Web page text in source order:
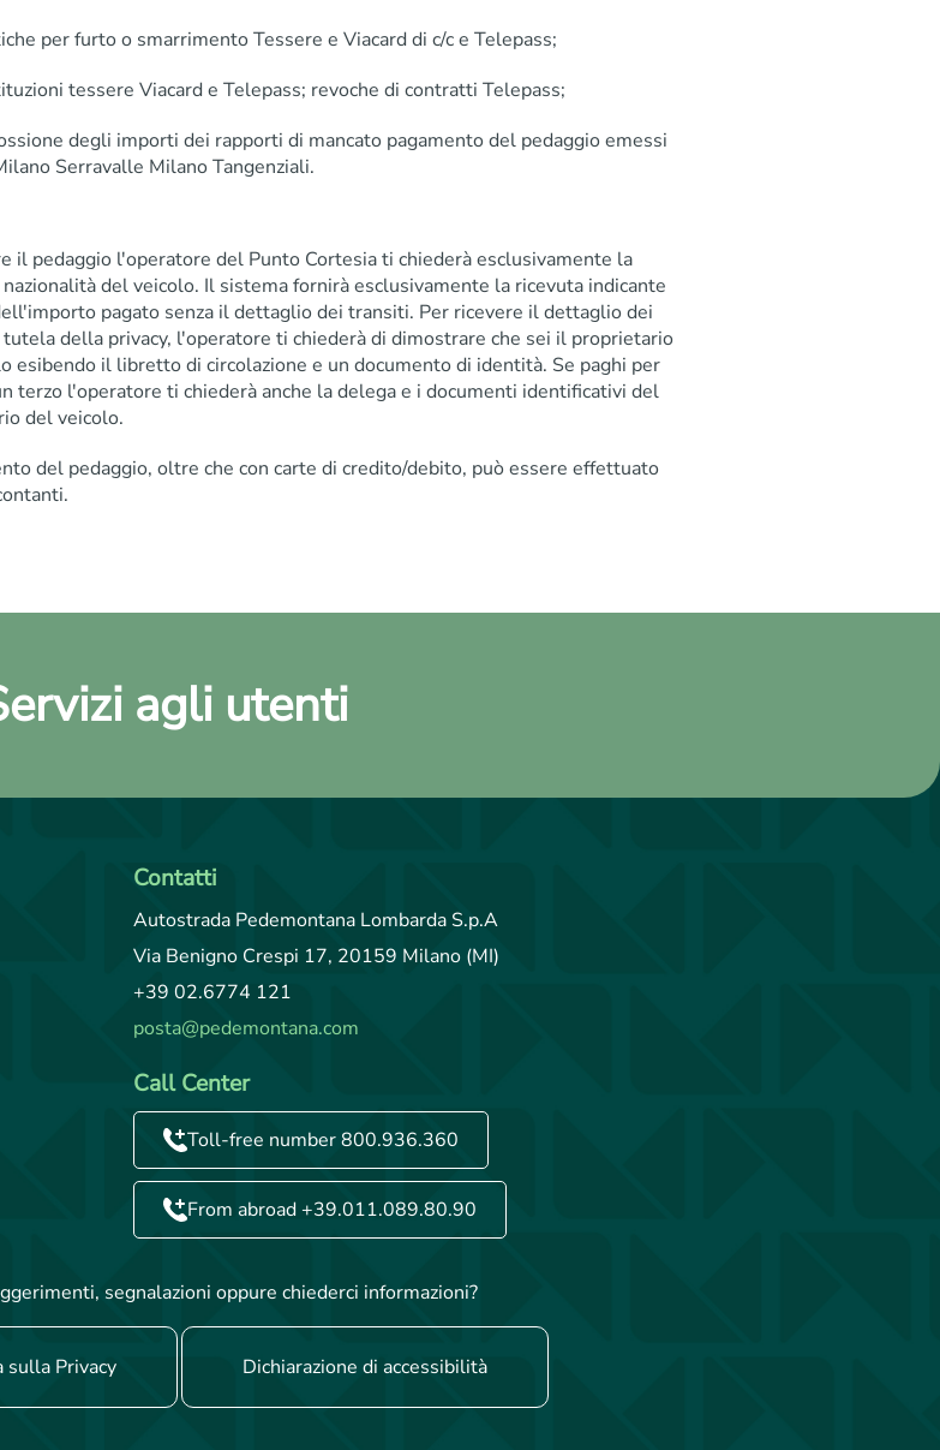
per furto o smarrimento Tessere e Viacard di c/c e Telepass;
tessere Viacard e Telepass; revoche di contratti Telepass;
degli importi dei rapporti di mancato pagamento del pedaggio emessi
Serravalle Milano Tangenziali.
il pedaggio l'operatore del Punto Cortesia ti chiederà esclusivamente la
del veicolo. Il sistema fornirà esclusivamente la ricevuta indicante
pagato senza il dettaglio dei transiti. Per ricevere il dettaglio dei
della privacy, l'operatore ti chiederà di dimostrare che sei il proprietario
esibendo il libretto di circolazione e un documento di identità. Se paghi per
terzo l'operatore ti chiederà anche la delega e i documenti identificativi del
del veicolo.
del pedaggio, oltre che con carte di credito/debito, può essere effettuato
agli utenti
Contatti
Autostrada Pedemontana Lombarda S.p.A
Via Benigno Crespi 17, 20159 Milano (MI)
+39 02.6774 121
posta@pedemontana.com
Call Center
Toll-free number 800.936.360
From abroad +39.011.089.80.90
segnalazioni oppure chiederci informazioni?
sulla Privacy Dichiarazione di accessibilità